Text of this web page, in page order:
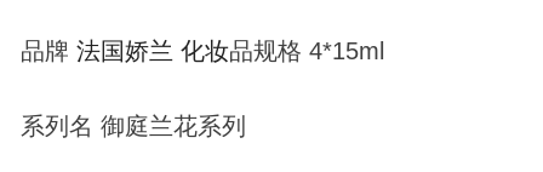
品牌 法国娇兰 化妆品规格 4*15ml
系列名 御庭兰花系列